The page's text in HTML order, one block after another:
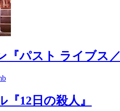
『パスト ライブス／
『12日の殺人』